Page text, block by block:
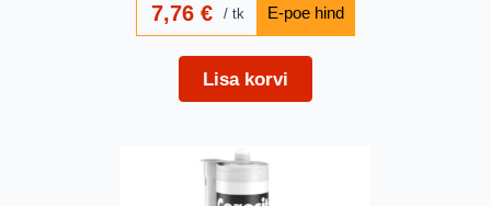
7,76€ tk
Lisa korvi